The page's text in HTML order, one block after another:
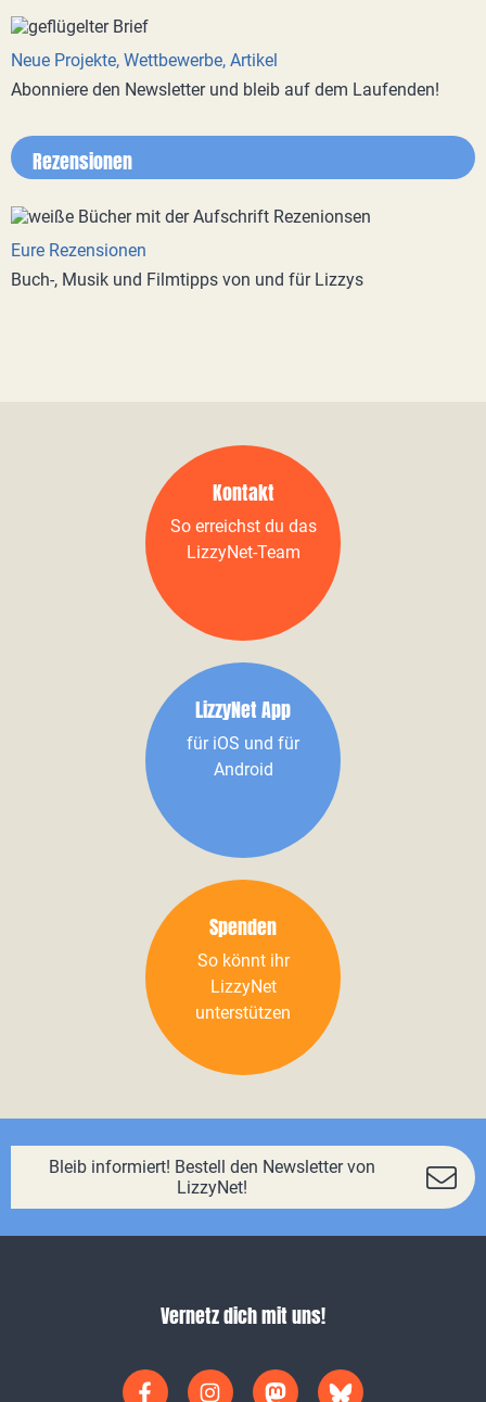
Neue Projekte, Wettbewerbe, Artikel
Abonniere den Newsletter und bleib auf dem Laufenden!
Rezensionen
Eure Rezensionen
Buch-, Musik und Filmtipps von und für Lizzys
Kontakt
So erreichst du das
LizzyNet-Team
LizzyNet App
für iOS und für
Android
Spenden
So könnt ihr
LizzyNet
unterstützen
Bleib informiert! Bestell den Newsletter von
LizzyNet!
Vernetz dich mit uns!